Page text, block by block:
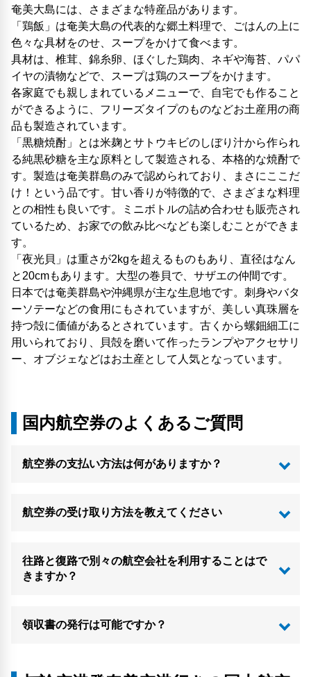
奄美大島には、さまざまな特産品があります。
「鶏飯」は奄美大島の代表的な郷土料理で、ごはんの上に
色々な具材をのせ、スープをかけて食べます。
具材は、椎茸、錦糸卵、ほぐした鶏肉、ネギや海苔、パパ
イヤの漬物などで、スープは鶏のスープをかけます。
各家庭でも親しまれているメニューで、自宅でも作ること
ができるように、フリーズタイプのものなどお土産用の商
品も製造されています。
「黒糖焼酎」とは米麹とサトウキビのしぼり汁から作られ
る純黒砂糖を主な原料として製造される、本格的な焼酎で
す。製造は奄美群島のみで認められており、まさにここだ
け！という品です。甘い香りが特徴的で、さまざまな料理
との相性も良いです。ミニボトルの詰め合わせも販売され
ているため、お家での飲み比べなども楽しむことができま
す。
「夜光貝」は重さが2kgを超えるものもあり、直径はなん
と20cmもあります。大型の巻貝で、サザエの仲間です。
日本では奄美群島や沖縄県が主な生息地です。刺身やバタ
ーソテーなどの食用にもされていますが、美しい真珠層を
持つ殻に価値があるとされています。古くから螺鈿細工に
用いられており、貝殻を磨いて作ったランプやアクセサリ
ー、オブジェなどはお土産として人気となっています。
国内航空券のよくあるご質問
航空券の支払い方法は何がありますか？
航空券の受け取り方法を教えてください
往路と復路で別々の航空会社を利用することはで
きますか？
領収書の発行は可能ですか？